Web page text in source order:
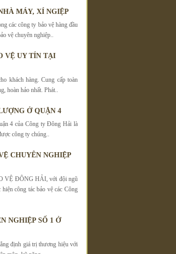
MÁY, XÍ NGIỆP
các công ty bảo vệ hàng đầu
vệ chuyên nghiệp..
VỆ UY TÍN TẠI
khách hàng. Cung cấp toàn
hoàn hảo nhất. Phát..
Ở QUẬN 4
4 của Công ty Đông Hải là
công ty chúng..
CHUYÊN NGHIỆP
VỆ ĐÔNG HẢI, với đội ngũ
công tác bảo vệ các Công
NGHIỆP SỐ 1 Ở
định giá trị thương hiệu với